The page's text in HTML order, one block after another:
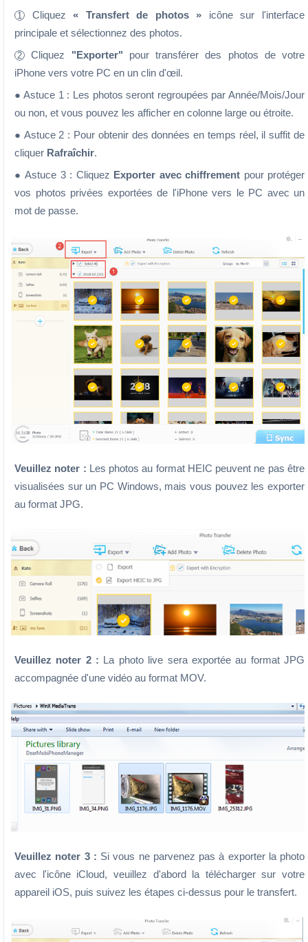
1 Cliquez« Transfert de photos » icône sur l'interface
principale et sélectionnez des photos.
2 Cliquez "Exporter" pour transférer des photos de votre
iPhone vers votre PC en un clin d'œil.
● Astuce 1 : Les photos seront regroupées par Année/Mois/Jour
ou non, et vous pouvez les afficher en colonne large ou étroite.
● Astuce 2 : Pour obtenir des données en temps réel, il suffit de
cliquer Rafraîchir.
● Astuce 3 : Cliquez Exporter avec chiffrement pour protéger
vos photos privées exportées de l'iPhone vers le PC avec un
mot de passe.
Veuillez noter : Les photos au format HEIC peuvent ne pas être
visualisées sur un PC Windows, mais vous pouvez les exporter
au format JPG.
Veuillez noter 2 : La photo live sera exportée au format JPG
accompagnée d'une vidéo au format MOV.
Veuillez noter 3 : Si vous ne parvenez pas à exporter la photo
avec l'icône iCloud, veuillez d'abord la télécharger sur votre
appareil iOS, puis suivez les étapes ci-dessus pour le transfert.